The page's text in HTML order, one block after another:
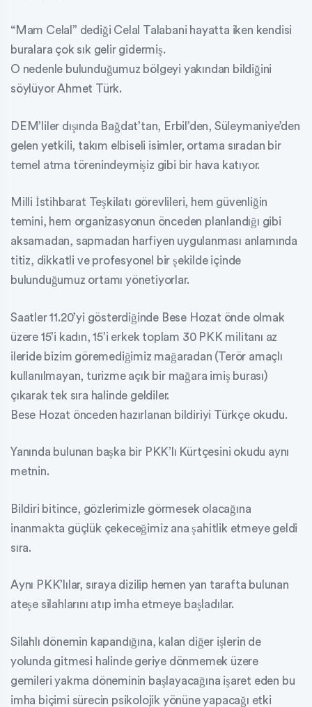
“Mam Celal” dediği Celal Talabani hayatta iken kendisi
buralara çok sık gelir gidermiş.
O nedenle bulunduğumuz bölgeyi yakından bildiğini
söylüyor Ahmet Türk.
DEM’liler dışında Bağdat’tan, Erbil’den, Süleymaniye’den
gelen yetkili, takım elbiseli isimler, ortama sıradan bir
temel atma törenindeymişiz gibi bir hava katıyor.
Milli İstihbarat Teşkilatı görevlileri, hem güvenliğin
temini, hem organizasyonun önceden planlandığı gibi
aksamadan, sapmadan harfiyen uygulanması anlamında
titiz, dikkatli ve profesyonel bir şekilde içinde
bulunduğumuz ortamı yönetiyorlar.
Saatler 11.20’yi gösterdiğinde Bese Hozat önde olmak
üzere 15’i kadın, 15’i erkek toplam 30 PKK militanı az
ileride bizim göremediğimiz mağaradan (Terör amaçlı
kullanılmayan, turizme açık bir mağara imiş burası)
çıkarak tek sıra halinde geldiler.
Bese Hozat önceden hazırlanan bildiriyi Türkçe okudu.
Yanında bulunan başka bir PKK’lı Kürtçesini okudu aynı
metnin.
Bildiri bitince, gözlerimizle görmesek olacağına
inanmakta güçlük çekeceğimiz ana şahitlik etmeye geldi
sıra.
Aynı PKK’lılar, sıraya dizilip hemen yan tarafta bulunan
ateşe silahlarını atıp imha etmeye başladılar.
Silahlı dönemin kapandığına, kalan diğer işlerin de
yolunda gitmesi halinde geriye dönmemek üzere
gemileri yakma döneminin başlayacağına işaret eden bu
imha biçimi sürecin psikolojik yönüne yapacağı etki